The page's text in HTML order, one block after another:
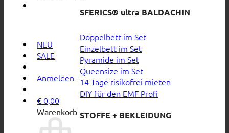
NEU
SALE
Anmelden
€ 0,00
Warenkorb
SFERICS® ultra BALDACHIN
Doppelbett im Set
Einzelbett im Set
Pyramide im Set
Queensize im Set
14 Tage risikofrei mieten
DIY für den EMF Profi
STOFFE + BEKLEIDUNG